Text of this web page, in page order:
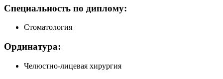
Специальность по диплому:
Стоматология
Ординатура:
Челюстно-лицевая хирургия